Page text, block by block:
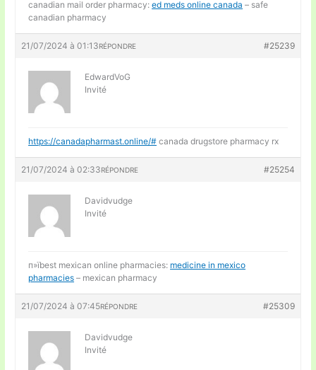
canadian mail order pharmacy:ed meds online canada – safe
canadian pharmacy
21/07/2024 à 01:13 #25239
RÉPONDRE
EdwardVoG
Invité
https://canadapharmast.online/# canada drugstore pharmacy rx
21/07/2024 à 02:33 #25254
RÉPONDRE
Davidvudge
Invité
п»їbest mexican online pharmacies: medicine in mexico
pharmacies – mexican pharmacy
21/07/2024 à 07:45 #25309
RÉPONDRE
Davidvudge
Invité